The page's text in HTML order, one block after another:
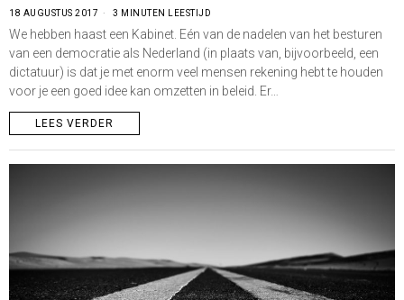
18 AUGUSTUS 2017 3 MINUTEN LEESTIJD
We hebben haast een Kabinet. Eén van de nadelen van het besturen
van een democratie als Nederland (in plaats van, bijvoorbeeld, een
dictatuur) is dat je met enorm veel mensen rekening hebt te houden
voor je een goed idee kan omzetten in beleid. Er…
LEES VERDER